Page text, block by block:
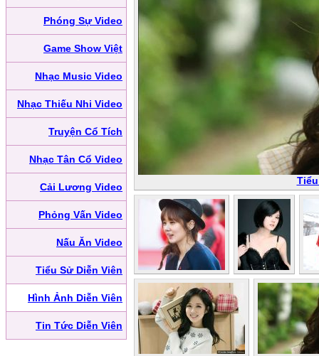
Phóng Sự Video
Game Show Việt
Nhạc Music Video
Nhạc Thiếu Nhi Video
Truyện Cổ Tích
Nhạc Tân Cổ Video
Cải Lương Video
Phỏng Vấn Video
Nấu Ăn Video
Tiểu Sử Diễn Viên
Hình Ảnh Diễn Viên
Tin Tức Diễn Viên